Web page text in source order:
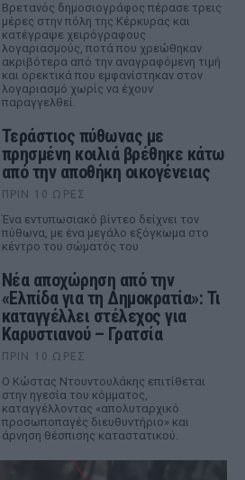
Βρετανός δημοσιογράφος πέρασε τρεις
μέρες στην πόλη της Κέρκυρας και
κατέγραψε χειρόγραφους
λογαριασμούς, ποτά που χρεώθηκαν
ακριβότερα από την αναγραφόμενη τιμή
και ορεκτικά που εμφανίστηκαν στον
λογαριασμό χωρίς να έχουν
παραγγελθεί.
Τεράστιος πύθωνας με
πρησμένη κοιλιά βρέθηκε κάτω
από την αποθήκη οικογένειας
ΠΡΙΝ 10 ΏΡΕΣ
Ένα εντυπωσιακό βίντεο δείχνει τον
πύθωνα, με ένα μεγάλο εξόγκωμα στο
κέντρο του σώματός του
Νέα αποχώρηση από την
«Ελπίδα για τη Δημοκρατία»: Τι
καταγγέλλει στέλεχος για
Καρυστιανού – Γρατσία
ΠΡΙΝ 10 ΏΡΕΣ
Ο Κώστας Ντουντουλάκης επιτίθεται
στην ηγεσία του κόμματος,
καταγγέλλοντας «απολυταρχικό
προσωποπαγές διευθυντήριο» και
άρνηση θέσπισης καταστατικού.